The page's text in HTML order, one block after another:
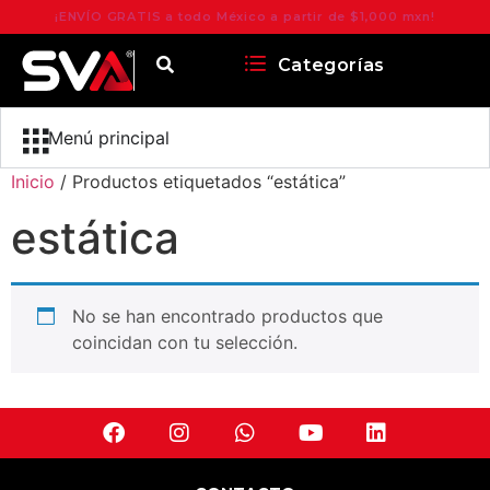
¡ENVÍO GRATIS a todo México a partir de $1,000 mxn!
Categorías
Menú principal
Inicio / Productos etiquetados “estática”
estática
No se han encontrado productos que
coincidan con tu selección.